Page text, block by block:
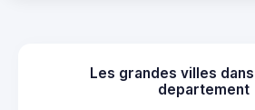
Les grandes villes
departement